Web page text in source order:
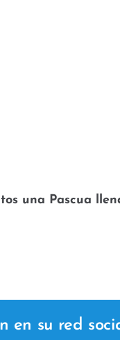
una Pascua
en su red